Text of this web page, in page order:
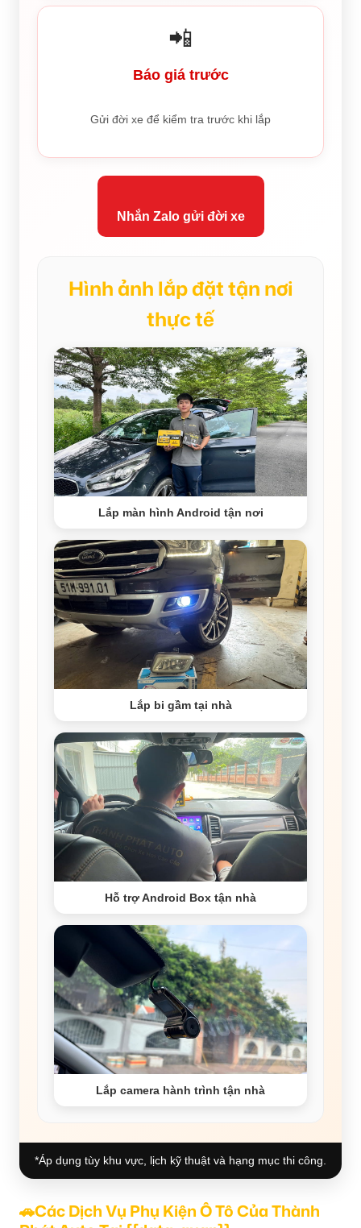
📲
Báo giá trước
Gửi đời xe để kiểm tra trước khi lắp
Nhắn Zalo gửi đời xe
Hình ảnh lắp đặt tận nơi
thực tế
Lắp màn hình Android tận nơi
Lắp bi gầm tại nhà
Hỗ trợ Android Box tận nhà
Lắp camera hành trình tận nhà
*Áp dụng tùy khu vực, lịch kỹ thuật và hạng mục thi công.
🚗Các Dịch Vụ Phụ Kiện Ô Tô Của Thành